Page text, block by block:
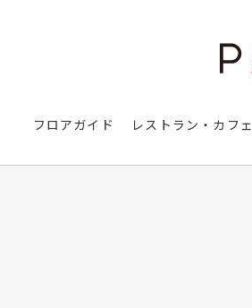
フロアガイド レストラン・カフェ